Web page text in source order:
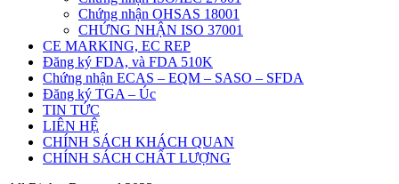
Chứng nhận OHSAS 18001
CHỨNG NHẬN ISO 37001
CE MARKING, EC REP
Đăng ký FDA, và FDA 510K
Chứng nhận ECAS – EQM – SASO – SFDA
Đăng ký TGA – Úc
TIN TỨC
LIÊN HỆ
CHÍNH SÁCH KHÁCH QUAN
CHÍNH SÁCH CHẤT LƯỢNG